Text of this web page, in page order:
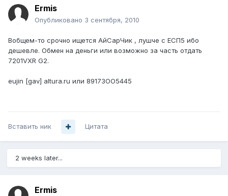
Ermis
Опубликовано 3 сентября, 2010
Вобщем-то срочно ищется АйСарЧик , лушче с ЕСП5 ибо
дешевле. Обмен на деньги или возможно за часть отдать
7201VXR G2.
eujin [gav] altura.ru или 89173OO5445
Вставить ник Цитата
2 weeks later...
Ermis